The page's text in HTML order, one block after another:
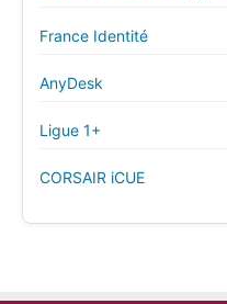
France Identité
AnyDesk
Ligue 1+
CORSAIR iCUE